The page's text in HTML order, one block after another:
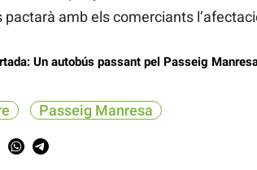
pactarà amb els comerciants
Un autobús passant pel Passeig
Passeig Manresa